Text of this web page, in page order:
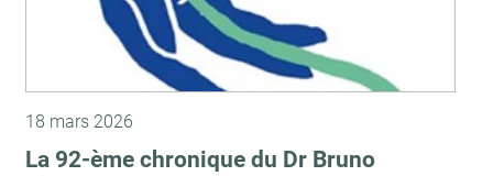
18 mars 2026
La 92-ème chronique du Dr Bruno